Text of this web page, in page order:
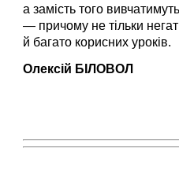
а замість того
— причому не тільки
й багато корисних уроків.
Олексій БІЛОВОЛ